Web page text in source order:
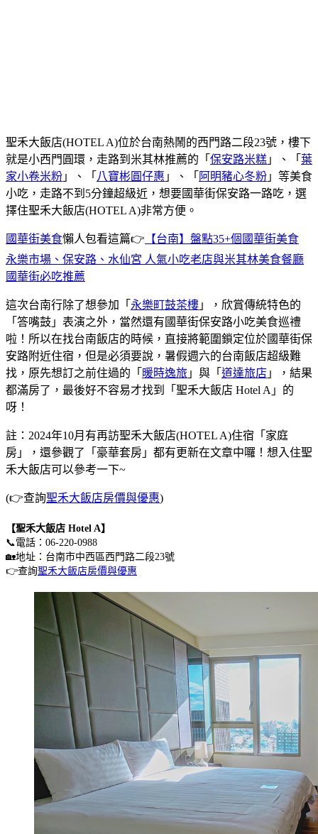
聖禾大飯店(HOTEL A)位於台南熱鬧的西門路二段23號，樓下
就是小西門圓環，走路到米其林推薦的「 保安路米糕 」、「 葉
家小卷米粉 」、「 八寶彬圓仔惠 」、「 阿明豬心冬粉 」等美食
小吃，走路不到5分鐘超級近，想要國華街保安路一路吃，選
擇住聖禾大飯店(HOTEL A)非常方便。
國華街美食懶人包看這篇👉 【台南】盤點35+個國華街美食
永樂市場、保安路、水仙宮 人氣小吃老店與米其林美食餐廳
國華街必吃推薦
這次台南行除了想參加「 永樂町鼓茶樓 」，欣賞傳統特色的
「答嘴鼓」表演之外，當然還有國華街保安路小吃美食巡禮
啦！所以在找台南飯店的時候，直接將範圍鎖定位於國華街保
安路附近住宿，但是必須要說，暑假週六的台南飯店超級難
找，原先想訂之前住過的「 暖時逸旅 」與「 道達旅店 」，結果
都滿房了，最後好不容易才找到「聖禾大飯店 Hotel A」的
呀！
註：2024年10月有再訪聖禾大飯店(HOTEL A)住宿「家庭
房」，還參觀了「豪華套房」都有更新在文章中囉！想入住聖
禾大飯店可以參考一下~
(👉查詢聖禾大飯店房價與優惠)
【聖禾大飯店 Hotel A】
📞電話：06-220-0988
🏡地址：台南市中西區西門路二段23號
👉查詢聖禾大飯店房價與優惠